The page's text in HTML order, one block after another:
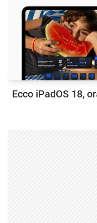
Ecco iPadOS 18,